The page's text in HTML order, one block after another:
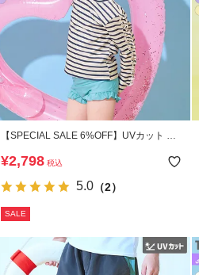
【SPECIAL SALE 6%OFF】UVカット フ
プ
¥2,798 税込
5.0 （2）
SALE